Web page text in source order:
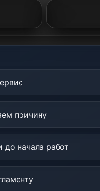
причину
начала работ